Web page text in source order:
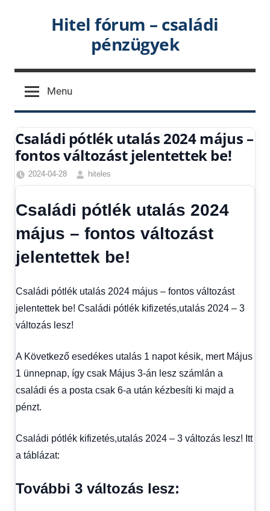
Hitel fórum – családi
pénzügyek
Menu
Családi pótlék utalás 2024 május –
fontos változást jelentettek be!
2024-04-28
hiteles
Családi
utalása,
hírek
Gazdaság
Családi pótlék utalás 2024
május – fontos változást
jelentettek be!
Családi pótlék utalás 2024 május – fontos változást
jelentettek be! Családi pótlék kifizetés,utalás 2024 – 3
változás lesz!
A Következő esedékes utalás 1 napot késik, mert Május
1 ünnepnap, így csak Május 3-án lesz számlán a
családi és a posta csak 6-a után kézbesíti ki majd a
pénzt.
Családi pótlék kifizetés,utalás 2024 – 3 változás lesz! Itt
a táblázat:
További 3 változás lesz: